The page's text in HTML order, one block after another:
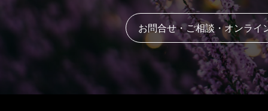
お問合せ・ご相談・オンライ